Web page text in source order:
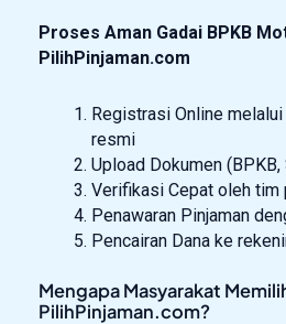
Proses Aman Gadai BPKB
PilihPinjaman.com
Registrasi Online
resmi
Upload Dokumen (BPKB,
Verifikasi Cepat oleh
Penawaran Pinjaman
Pencairan Dana ke
Mengapa Masyarakat
PilihPinjaman.com?